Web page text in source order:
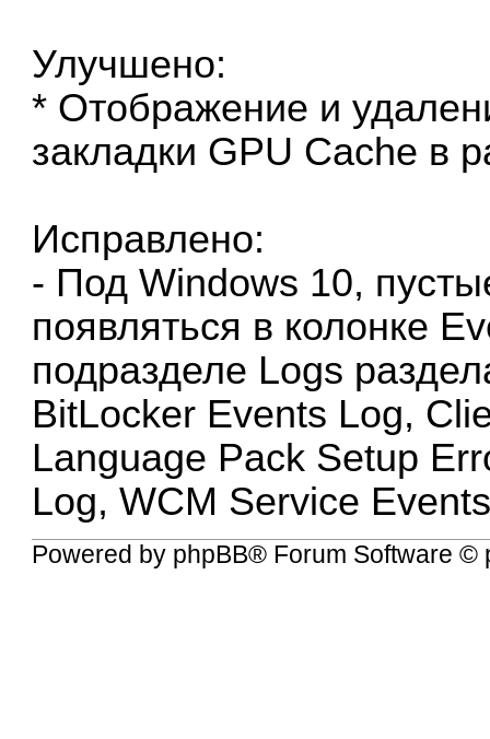
Улучшено:
* Отображение и
закладки GPU Cache в
Исправлено:
- Под Windows 10,
появляться в колонке
подразделе Logs
BitLocker Events Log,
Language Pack Setup
Log, WCM Service
Powered by phpBB® Forum Software ©